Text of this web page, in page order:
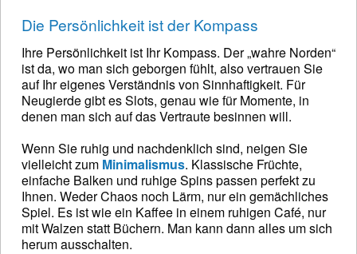
Die Persönlichkeit ist der Kompass
Ihre Persönlichkeit ist Ihr Kompass. Der „wahre Norden“
ist da, wo man sich geborgen fühlt, also vertrauen Sie
auf Ihr eigenes Verständnis von Sinnhaftigkeit. Für
Neugierde gibt es Slots, genau wie für Momente, in
denen man sich auf das Vertraute besinnen will.
Wenn Sie ruhig und nachdenklich sind, neigen Sie
vielleicht zum Minimalismus. Klassische Früchte,
einfache Balken und ruhige Spins passen perfekt zu
Ihnen. Weder Chaos noch Lärm, nur ein gemächliches
Spiel. Es ist wie ein Kaffee in einem ruhigen Café, nur
mit Walzen statt Büchern. Man kann dann alles um sich
herum ausschalten.